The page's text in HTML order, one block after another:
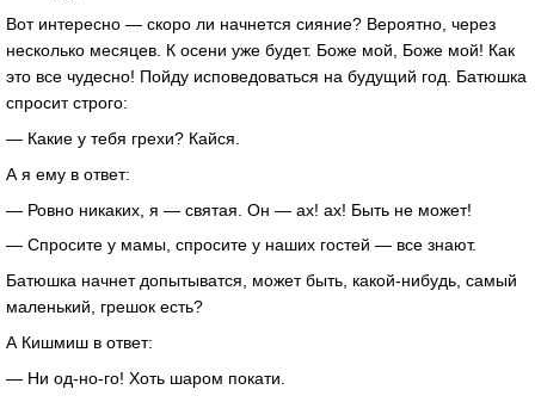
Вот интересно — скоро ли начнется сияние? Вероятно, через
несколько месяцев. К осени уже будет. Боже мой, Боже мой! Как
это все чудесно! Пойду исповедоваться на будущий год. Батюшка
спросит строго:
— Какие у тебя грехи? Кайся.
А я ему в ответ:
— Ровно никаких, я — святая. Он — ах! ах! Быть не может!
— Спросите у мамы, спросите у наших гостей — все знают.
Батюшка начнет допытыватся, может быть, какой-нибудь, самый
маленький, грешок есть?
А Кишмиш в ответ:
— Ни од-но-го! Хоть шаром покати.